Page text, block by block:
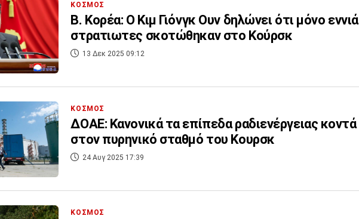
ΚΟΣΜΟΣ
Β. Κορέα: Ο Κιμ Γιόνγκ Ουν δηλώνει ότι μόνο εννιά
στρατιωτες σκοτώθηκαν στο Κούρσκ
13 Δεκ 2025 09:12
ΚΟΣΜΟΣ
ΔΟΑΕ: Κανονικά τα επίπεδα ραδιενέργειας κοντά
στον πυρηνικό σταθμό του Κουρσκ
24 Αυγ 2025 17:39
ΚΟΣΜΟΣ